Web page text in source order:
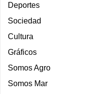
Deportes
Sociedad
Cultura
Gráficos
Somos Agro
Somos Mar